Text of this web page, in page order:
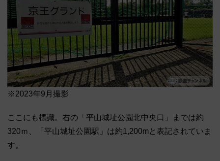
※2023年9月撮影
ここにも標識。右の「平山城址公園北中央口」までは約
320ｍ、「平山城址公園駅」は約1,200mと表記されていま
す。